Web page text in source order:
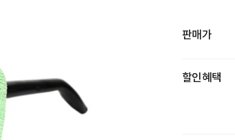
판매가
할인혜택